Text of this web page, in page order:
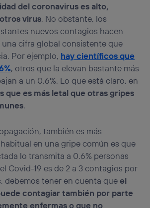
del coronavirus es alto,
virus. No obstante, los
nuevos contagios hacen
una cifra global consistente que
Por ejemplo, hay científicos que
, otros que la elevan bastante más
a un 0.6%. Lo que está claro, en
que es más letal que otras gripes
.
también es más
en una gripe común es que
lo transmita a 0.6% personas
Covid-19 es de 2 a 3 contagios por
debemos tener en cuenta queel
contagiar también por parte
enfermas o que no